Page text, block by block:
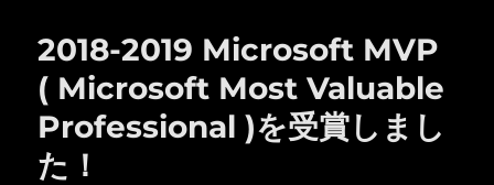
2018-2019 Microsoft MVP
( Microsoft Most Valuable
Professional )を受賞しまし
た！